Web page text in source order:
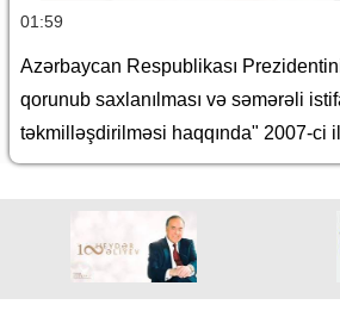
01:59
Azərbaycan Respublikası
qorunub saxlanılması və səmərəli
təkmilləşdirilməsi haqqında" 2007-ci
nömrəli və "Azərbaycan
Respublikasının İqtisadiyyat Nazirliyi
Əsasnamə"nin təsdiqi və